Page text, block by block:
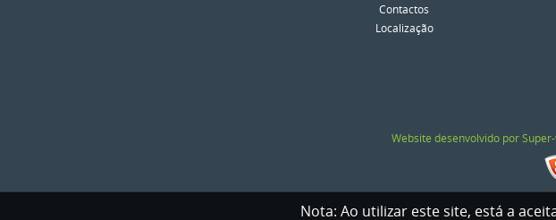
Nota: Ao utilizar este site, está a
Contactos
Localização
Website desenvolvido por